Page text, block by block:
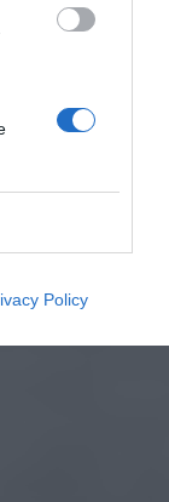
Policy